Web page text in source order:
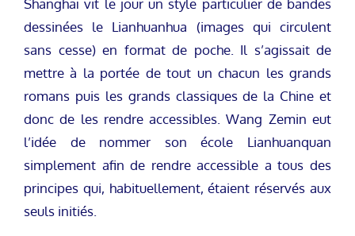
Shanghaï vit le jour un style particulier de bandes
dessinées le Lianhuanhua (images qui circulent
sans cesse) en format de poche. Il s’agissait de
mettre à la portée de tout un chacun les grands
romans puis les grands classiques de la Chine et
donc de les rendre accessibles. Wang Zemin eut
l’idée de nommer son école Lianhuanquan
simplement afin de rendre accessible a tous des
principes qui, habituellement, étaient réservés aux
seuls initiés.